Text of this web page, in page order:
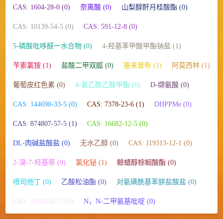
CAS: 1604-28-0 (0) 奈离酸 (0) 山梨醇酐月桂酸酯 (0)
CAS: 10139-54-5 (0) CAS: 591-12-8 (0)
5-磷酸吡哆醛一水合物 (0) 4-羟基苯甲酸甲酯钠盐 (1)
苄索氯铵 (1) 盐酸二甲双胍 (0) 塞来昔布 (1) 阿莫西林 (1)
葡萄皮红色素 (0) 4-氯乙酰乙酸甲酯 (0) D-缬氨酸 (0)
CAS: 144690-33-5 (0) CAS: 7378-23-6 (1) DHPPMe (0)
CAS: 874807-57-5 (1) CAS: 16682-12-5 (0)
DL-肉碱盐酸盐 (0) 无水乙醇 (0) CAS: 119313-12-1 (0)
2-溴-7-羟基萘 (0) 氯化铋 (1) 鲸蜡醇棕榈酸酯 (0)
喷司他丁 (0) 乙酸松油酯 (0) 对氨磺酰基苯肼盐酸盐 (0)
CAS: 29838-67-3 (0) N，N-二甲氨基吡啶 (0)